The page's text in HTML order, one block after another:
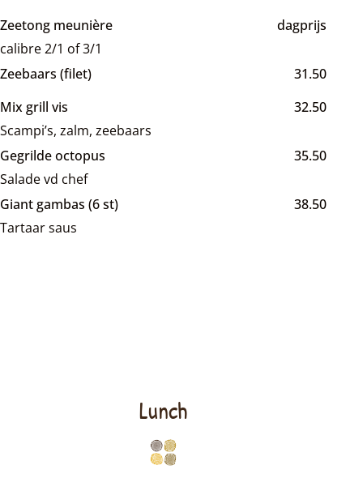
Zeetong meunière
dagprijs
calibre 2/1 of 3/1
Zeebaars (filet)
31.50
Mix grill vis
32.50
Scampi’s, zalm, zeebaars
Gegrilde octopus
35.50
Salade vd chef
Giant gambas (6 st)
38.50
Tartaar saus
Lunch